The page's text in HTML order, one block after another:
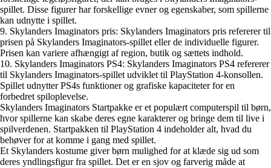
spillet. Disse figurer har forskellige evner og egenskaber, som spillerne
kan udnytte i spillet.
9. Skylanders Imaginators pris: Skylanders Imaginators pris refererer til
prisen på Skylanders Imaginators-spillet eller de individuelle figurer.
Prisen kan variere afhængigt af region, butik og sættets indhold.
10. Skylanders Imaginators PS4: Skylanders Imaginators PS4 refererer
til Skylanders Imaginators-spillet udviklet til PlayStation 4-konsollen.
Spillet udnytter PS4s funktioner og grafiske kapaciteter for en
forbedret spiloplevelse.
Skylanders Imaginators Startpakke er et populært computerspil til børn,
hvor spillerne kan skabe deres egne karakterer og bringe dem til live i
spilverdenen. Startpakken til PlayStation 4 indeholder alt, hvad du
behøver for at komme i gang med spillet.
Et Skylanders kostume giver børn mulighed for at klæde sig ud som
deres yndlingsfigur fra spillet. Det er en sjov og farverig måde at